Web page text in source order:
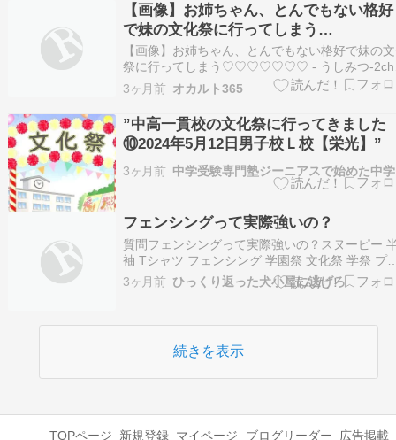
す 結構しっかり準備して臨んだと思いますが、
今…
【画像】お姉ちゃん、とんでもない格好
で妹の文化祭に行ってしまう
♡♡♡♡♡♡♡
【画像】お姉ちゃん、とんでもない格好で妹の
祭に行ってしまう♡♡♡♡♡♡♡ - うしみつ-2ch
い話まとめ- 続きを読む
3ヶ月前 オカルト365
”中高一貫校の文化祭に行ってきました
⑩2024年5月12日男子校Ｌ校【栄光】”
3ヶ月前 中学
フェンシングって実際強いの？
質問フェンシングって実際強いの？スヌーピー
袖 Tシャツ フェンシング 学園祭 文化祭 学祭 プ
ゼント ギフト 応援 観戦 サークル 部活 ユニフォ
ム メンズ レディース SNOOPY BIG 大きい サイ
3ヶ月前 ひっくり返った犬小屋に逃げろ
続きを表示
TOPページ 新規登録 マイページ ブログリーダー 広告掲載